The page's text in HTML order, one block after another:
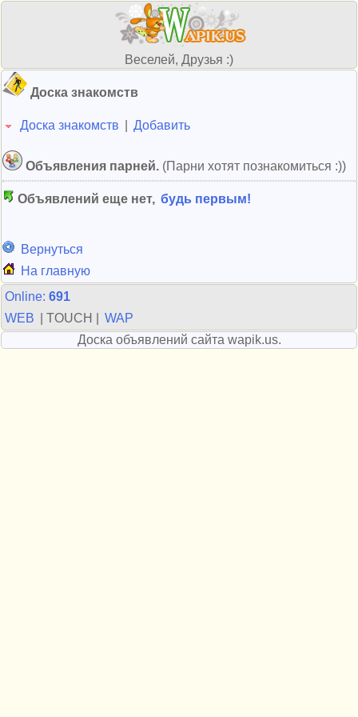
Веселей, Друзья :)
Доска знакомств
Доска знакомств Добавить
Объявления парней. (Парни хотят познакомиться :))
Объявлений еще нет, будь первым!
Вернуться
На главную
Online: 691
WEB
| TOUCH |
WAP
Доска объявлений сайта wapik.us.